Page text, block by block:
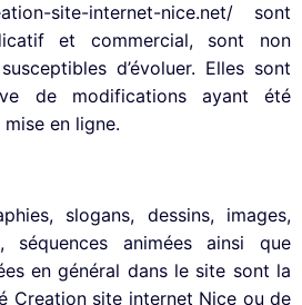
site-internet-nice.net/ sont
et commercial, sont non
d’évoluer. Elles sont
de modifications ayant été
en ligne.
slogans, dessins, images,
séquences animées ainsi que
en général dans le site sont la
Creation site internet Nice ou de